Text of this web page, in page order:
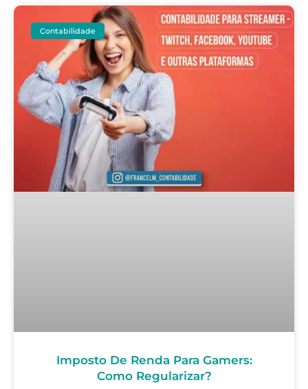
Contabilidade
Imposto De Renda Para Gamers:
Como Regularizar?